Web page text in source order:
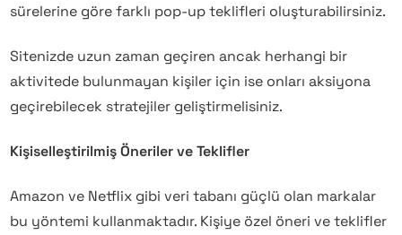
sürelerine göre farklı pop-up teklifleri oluşturabilirsiniz.
Sitenizde uzun zaman geçiren ancak herhangi bir
aktivitede bulunmayan kişiler için ise onları aksiyona
geçirebilecek stratejiler geliştirmelisiniz.
Kişiselleştirilmiş Öneriler ve Teklifler
Amazon ve Netflix gibi veri tabanı güçlü olan markalar
bu yöntemi kullanmaktadır. Kişiye özel öneri ve teklifler